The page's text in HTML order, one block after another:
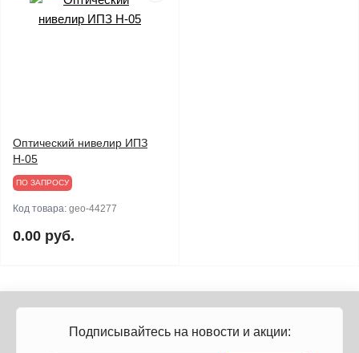
Оптический нивелир ИПЗ
Н-05
ПО ЗАПРОСУ
Код товара: geo-44277
0.00 руб.
Подписывайтесь на новости и акции: